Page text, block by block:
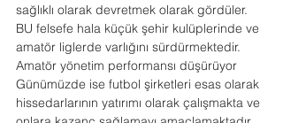
sağlıklı olarak devretmek olarak gördüler.
BU felsefe hala küçük şehir kulüplerinde ve
amatör liglerde varlığını sürdürmektedir.
Amatör yönetim performansı düşürüyor
Günümüzde ise futbol şirketleri esas olarak
hissedarlarının yatırımı olarak çalışmakta ve